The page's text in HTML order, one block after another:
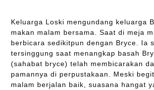
Keluarga Loski mengundang keluarga
makan malam bersama. Saat di meja
berbicara sedikitpun dengan Bryce. Ia
tersinggung saat menangkap basah
(sahabat bryce) telah membicarakan
pamannya di perpustakaan. Meski
malam berjalan baik, suasana hangat